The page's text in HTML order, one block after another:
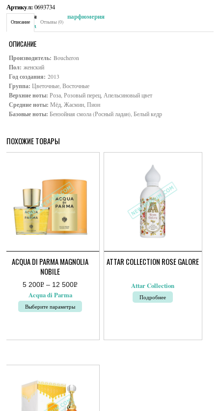
Артикул:0693734
Категория:
Женская парфюмерия
Brand:Boucheron
Описание Отзывы (0)
ОПИСАНИЕ
Производитель: Boucheron
Пол: женский
Год создания: 2013
Группа: Цветочные, Восточные
Верхние ноты: Роза, Розовый перец, Апельсиновый цвет
Средние ноты: Мёд, Жасмин, Пион
Базовые ноты: Бензойная смола (Росный ладан), Белый кедр
ПОХОЖИЕ ТОВАРЫ
ACQUA DI PARMA MAGNOLIA
NOBILE
5 200Р
УБ.
– 12 500Р
Диапазон
200руб.
Acqua di Parma
Выберите параметры
имеет
Опции
выбрать
странице
ATTAR COLLECTION ROSE GALORE
Attar Collection
Подробнее